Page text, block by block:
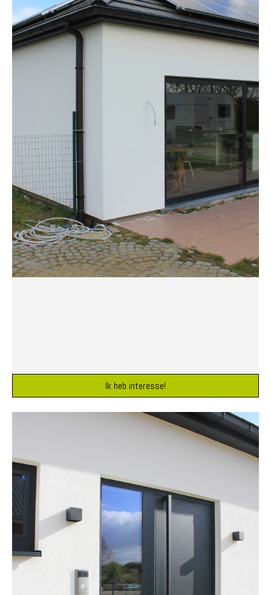
Ik heb interesse!